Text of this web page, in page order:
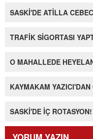
SASKİ'DE ATİLLA
TRAFİK SİGORTASI
O MAHALLEDE
KAYMAKAM YAZICI'DAN
SASKİ'DE İÇ